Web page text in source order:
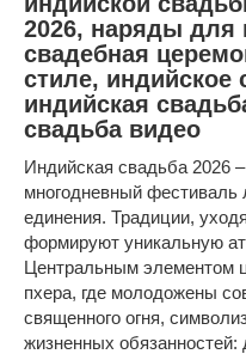
2026, наряды для
свадебная
стиле, индийское
индийская
свадьба видео
Индийская свадьба 2026
многодневный фестиваль
единения. Традиции,
формируют уникальную
Центральным элементом
пхера, где молодожены
священного огня,
жизненных